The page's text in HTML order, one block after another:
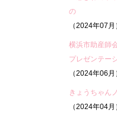
の
（2024年07月
横浜市助産師
プレゼンテー
（2024年06月
きょうちゃん
（2024年04月